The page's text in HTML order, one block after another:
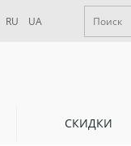
RU UA
СКИДКИ